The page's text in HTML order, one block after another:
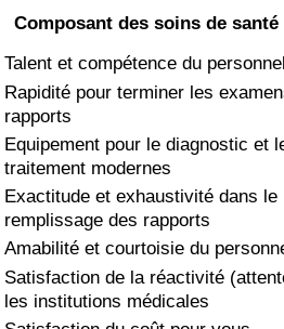
Composant des soins de santé
Talent et compétence du
Rapidité pour terminer les
rapports
Equipement pour le diagnostic et
traitement modernes
Exactitude et exhaustivité dans le
remplissage des rapports
Amabilité et courtoisie du
Satisfaction de la réactivité
les institutions médicales
Indice de Criminalité
Indice de criminalité par pays
Soins de santé
Indice des soins de santé
Indice des soins de santé
Indice des soins de santé par